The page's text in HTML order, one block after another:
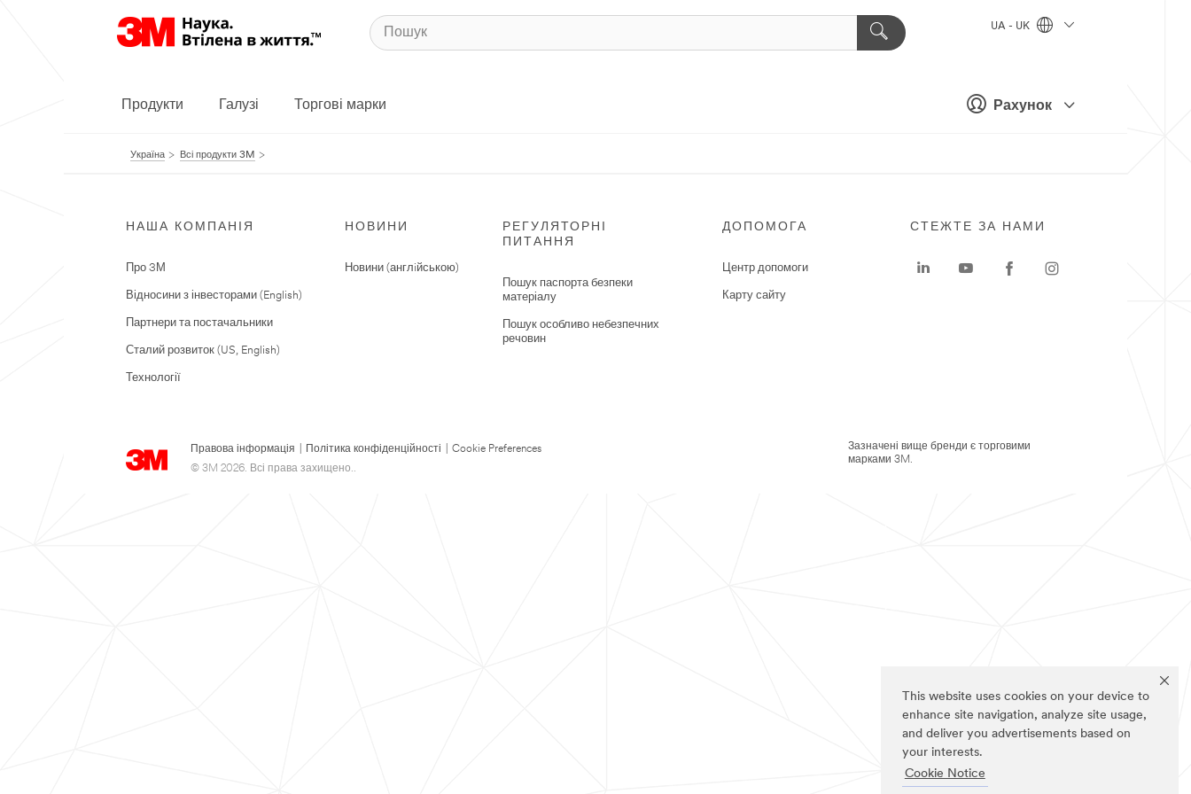
This website uses cookies on your device to
enhance site navigation, analyze site usage,
and deliver you advertisements based on
your interests.
Cookie Notice
Рахунок
UA - UK
Продукти Галузі Торгові марки
Україна Всі продукти 3M
НАША КОМПАНІЯ
Про 3М
Відносини з інвесторами (English)
Партнери та постачальники
Сталий розвиток (US, English)
Технології
НОВИНИ
Новини (англiйською)
РЕГУЛЯТОРНІ
ПИТАННЯ
Пошук паспорта безпеки
матеріалу
Пошук особливо небезпечних
речовин
ДОПОМОГА
Центр допомоги
Карту сайту
Правова інформація Політика конфіденційності
Cookie Preferences
© 3M 2026. Всі права захищено..
СТЕЖТЕ ЗА НАМИ
Зазначені вище бренди є торговими
марками 3M.